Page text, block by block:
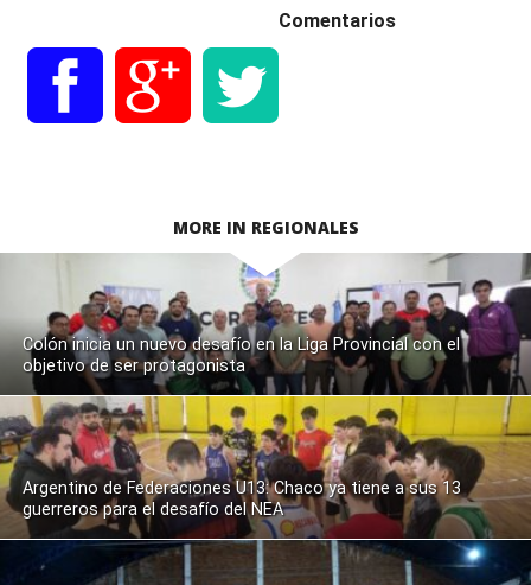
Comentarios
MORE IN REGIONALES
Colón inicia un nuevo desafío en la Liga Provincial con el
objetivo de ser protagonista
Argentino de Federaciones U13: Chaco ya tiene a sus 13
guerreros para el desafío del NEA